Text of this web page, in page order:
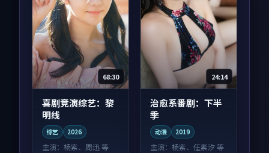
68:30
喜剧竞演综艺：黎
明线
综艺 2026
主演： 杨紫、周迅 等
24:14
治愈系番剧：下半
季
动漫 2019
主演：杨紫、任素汐 等